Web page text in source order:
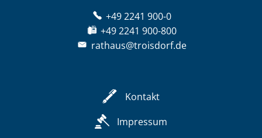
+49 2241 900-0
+49 2241 900-800
rathaus@troisdorf.de
Kontakt
Impressum